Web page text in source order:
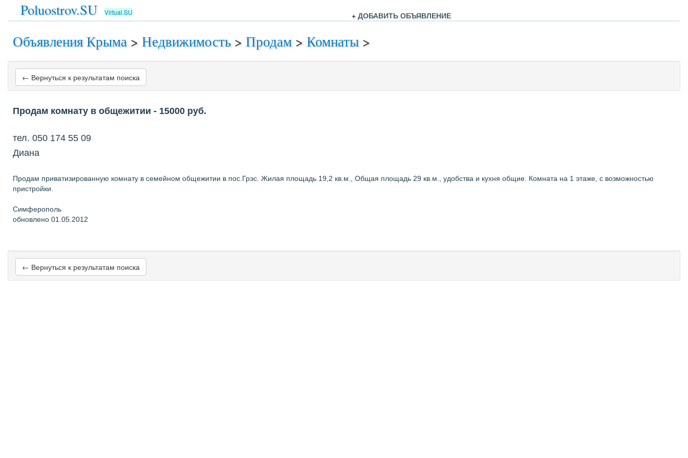
Poluostrov.SU Virtual.SU + ДОБАВИТЬ ОБЪЯВЛЕНИЕ
Объявления Крыма > Недвижимость> Продам > Комнаты >
← Вернуться к результатам поиска
Продам комнату в общежитии - 15000 руб.
тел. 050 174 55 09
Диана
Продам приватизированную комнату в семейном общежитии в пос.Грэс. Жилая площадь 19,2 кв.м., Общая площадь 29 кв.м., удобства и кухня общие. Комната на 1 этаже, с возможностью
пристройки.
Симферополь
обновлено 01.05.2012
← Вернуться к результатам поиска